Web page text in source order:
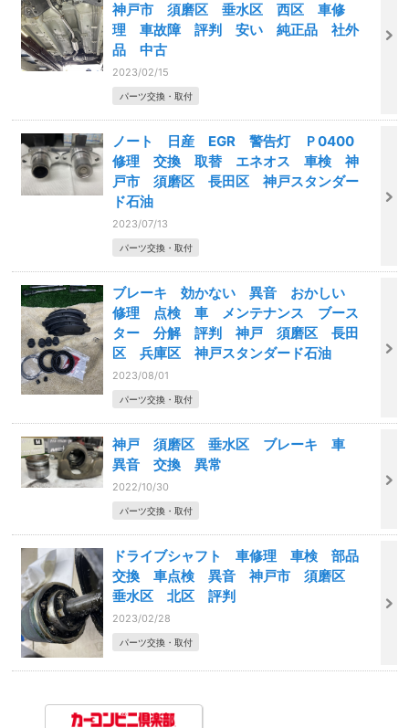
神戸市 須磨区 垂水区 西区 車修
理 車故障 評判 安い 純正品 社外
品 中古
2023/02/15
パーツ交換・取付
ノート 日産 EGR 警告灯 Ｐ0400
修理 交換 取替 エネオス 車検 神
戸市 須磨区 長田区 神戸スタンダー
ド石油
2023/07/13
パーツ交換・取付
ブレーキ 効かない 異音 おかしい
修理 点検 車 メンテナンス ブース
ター 分解 評判 神戸 須磨区 長田
区 兵庫区 神戸スタンダード石油
2023/08/01
パーツ交換・取付
神戸 須磨区 垂水区 ブレーキ 車
異音 交換 異常
2022/10/30
パーツ交換・取付
ドライブシャフト 車修理 車検 部品
交換 車点検 異音 神戸市 須磨区
垂水区 北区 評判
2023/02/28
パーツ交換・取付